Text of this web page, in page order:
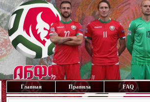
Главная Правила FAQ